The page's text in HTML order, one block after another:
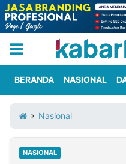
Iklan
Berita
Kami
BERANDA NASIONAL
Nasional
NASIONAL